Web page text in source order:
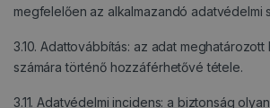
megfelelően az alkalmazandó adatvédelmi
3.10. Adattovábbítás: az adat
számára történő hozzáférhetővé tétele.
3.11. Adatvédelmi incidens: a biztonság